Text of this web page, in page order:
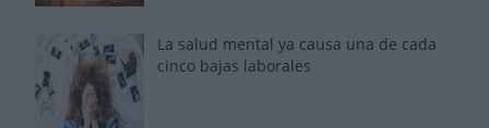
La salud mental ya causa una de cada
cinco bajas laborales